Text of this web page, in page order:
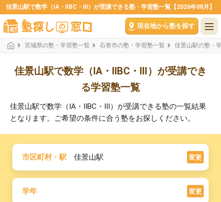
佳景山駅で数学（ⅠA・ⅡBC・Ⅲ）が受講できる塾・学習塾一覧【2026年08月】
現在地から塾を探す
宮城県の塾・学習塾一覧 石巻市の塾・学習塾一覧 佳景山駅の塾・
佳景山駅で数学（ⅠA・ⅡBC・Ⅲ）が受講でき
る学習塾一覧
佳景山駅で数学（ⅠA・ⅡBC・Ⅲ）が受講できる塾の一覧結果
となります。ご希望の条件に合う塾をお探しください。
市区町村・駅 佳景山駅 変更
学年 変更